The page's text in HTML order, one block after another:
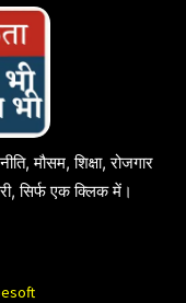
मौसम, शिक्षा, रोजगार
सिर्फ एक क्लिक में।